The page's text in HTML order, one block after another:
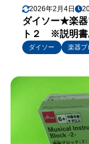
2026年2月4日
ダイソー★楽器
ト２ ※説明書
ダイソー 楽器ブ